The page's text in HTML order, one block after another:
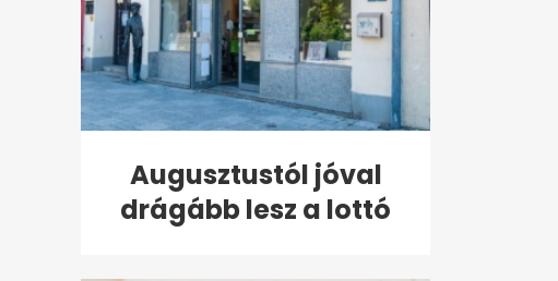
Augusztustól jóval
drágább lesz a lottó